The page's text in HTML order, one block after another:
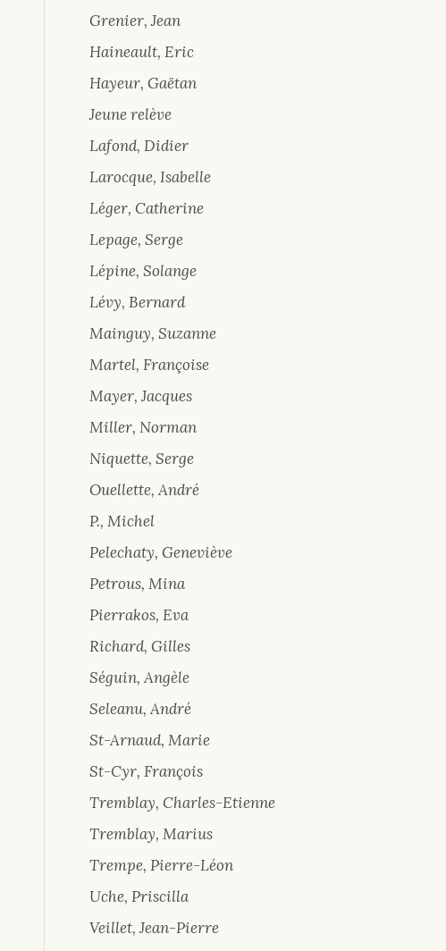
Grenier, Jean
Haineault, Eric
Hayeur, Gaëtan
Jeune relève
Lafond, Didier
Larocque, Isabelle
Léger, Catherine
Lepage, Serge
Lépine, Solange
Lévy, Bernard
Mainguy, Suzanne
Martel, Françoise
Mayer, Jacques
Miller, Norman
Niquette, Serge
Ouellette, André
P., Michel
Pelechaty, Geneviève
Petrous, Mina
Pierrakos, Eva
Richard, Gilles
Séguin, Angèle
Seleanu, André
St-Arnaud, Marie
St-Cyr, François
Tremblay, Charles-Etienne
Tremblay, Marius
Trempe, Pierre-Léon
Uche, Priscilla
Veillet, Jean-Pierre